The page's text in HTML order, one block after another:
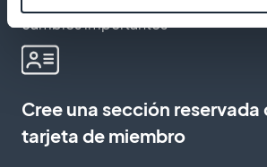
cambios importantes
Cree una sección reservada
tarjeta de miembro